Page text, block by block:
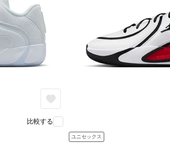
比較する
ユニセックス